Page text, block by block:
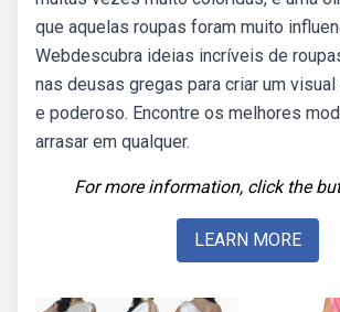
que aquelas roupas foram muito
Webdescubra ideias incríveis de
nas deusas gregas para criar um
e poderoso. Encontre os melhores
arrasar em qualquer.
For more information, click the
LEARN MORE